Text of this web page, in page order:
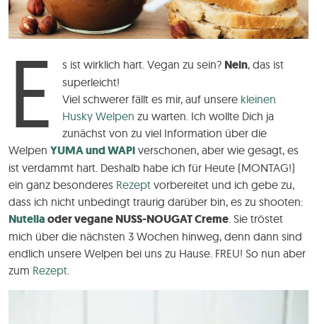
E s ist wirklich hart. Vegan zu sein? Nein, das ist
superleicht!
Viel schwerer fällt es mir, auf unsere kleinen
Husky Welpen zu warten. Ich wollte Dich ja
zunächst von zu viel Information über die
Welpen YUMA und WAPi verschonen, aber wie gesagt, es
ist verdammt hart. Deshalb habe ich für Heute (MONTAG!)
ein ganz besonderes Rezept vorbereitet und ich gebe zu,
dass ich nicht unbedingt traurig darüber bin, es zu shooten:
Nutellaoder vegane NUSS-NOUGAT Creme . Sie tröstet
mich über die nächsten 3 Wochen hinweg, denn dann sind
endlich unsere Welpen bei uns zu Hause. FREU! So nun aber
zum Rezept